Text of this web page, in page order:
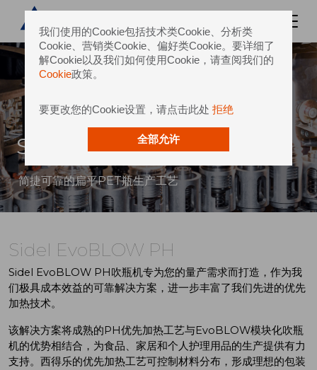
我们使用的Cookie包括技术类Cookie、分析类
Cookie、营销类Cookie、偏好类Cookie。要详细了
解Cookie以及我们如何使用Cookie，请查阅我们的
Cookie政策。
要更改您的Cookie设置，请点击此处 拒绝
全部允许
Sidel EvoBLOW PH
简捷可靠的扁平PET瓶生产工艺
Sidel EvoBLOW PH
Sidel EvoBLOW PH吹瓶机专为您的量产需求而打造，作为我
们极具成本效益的可靠解决方案，进一步丰富了我们先进的优先
加热技术。
该解决方案将成熟的PH优先加热工艺与EvoBLOW模块化吹瓶
机的优势相结合，为食品、家居和个人护理用品的生产提供有力
支持。西得乐的优先加热工艺可控制材料分布，形成理想的包装